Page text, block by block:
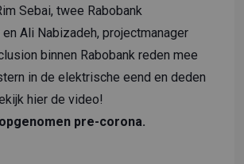
Sebai, twee Rabobank
Ali Nabizadeh, projectmanager
binnen Rabobank reden mee
in de elektrische eend en deden
hier de video!
pre-corona.